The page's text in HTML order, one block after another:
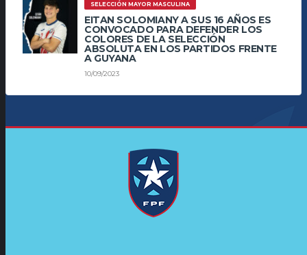
SELECCIÓN MAYOR MASCULINA
EITAN SOLOMIANY A SUS 16 AÑOS ES
CONVOCADO PARA DEFENDER LOS
COLORES DE LA SELECCIÓN
ABSOLUTA EN LOS PARTIDOS FRENTE
A GUYANA
10/09/2023